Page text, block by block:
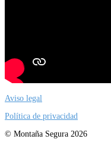
Aviso legal
Política de privacidad
© Montaña Segura 2026